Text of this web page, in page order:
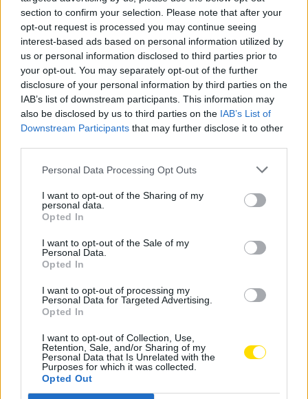
section to confirm your selection. Please note that after your
opt-out request is processed you may continue seeing
interest-based ads based on personal information utilized by
us or personal information disclosed to third parties prior to
your opt-out. You may separately opt-out of the further
disclosure of your personal information by third parties on the
IAB’s list of downstream participants. This information may
also be disclosed by us to third parties on the IAB’s List of
Downstream Participants that may further disclose it to other
Personal Data Processing Opt Outs
I want to opt-out of the Sharing of my
personal data.
Opted In
I want to opt-out of the Sale of my
Personal Data.
Opted In
I want to opt-out of processing my
Personal Data for Targeted Advertising.
Opted In
I want to opt-out of Collection, Use,
Retention, Sale, and/or Sharing of my
Personal Data that Is Unrelated with the
Purposes for which it was collected.
Opted Out
12 DE OUTUBRO, 2022
Famalicão: “Obras Sobrepostas” do INAC,
Fundação Cupertino de Miranda e APACDM
vence Programar em Rede
15 DE DEZEMBRO, 2021
Famalicão: “A Inocência…” na Fundação
Cupertino de Miranda
CIDADE HOJE 21 DE OUTUBRO, 2021 0
1 2
Notícias Populares